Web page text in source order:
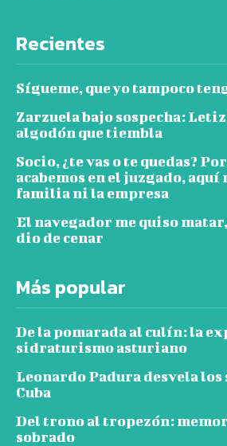
Recientes
Sígueme, que yo tampoco
Zarzuela bajo sospecha:
algodón que tiembla
Socio, ¿te vas o te quedas?
acabemos en el juzgado, aquí
familia ni la empresa
El navegador me quiso
dio de cenar
Más popular
De la pomarada al culín: la
sidraturismo asturiano
Leonardo Padura desvela los
Cuba
Del trono al tropezón:
sobrado